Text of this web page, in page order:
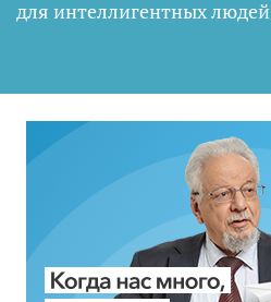
для интеллигентных людей